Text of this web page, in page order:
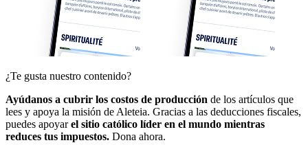
¿Te gusta nuestro contenido?
Ayúdanos a cubrir los costos de producción de los artículos que
lees y apoya la misión de Aleteia. Gracias a las deducciones fiscales,
puedes apoyarel sitio católico líder en el mundo mientras
reduces tus impuestos. Dona ahora.